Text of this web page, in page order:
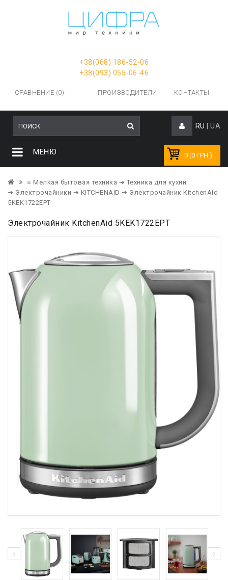
+38(068) 186-52-06
+38(093) 055-06-46
СРАВНЕНИЕ (0) ПРОИЗВОДИТЕЛИ КОНТАКТЫ
RU UA
0 (0 ГРН.)
МЕНЮ
≡ Мелкая бытовая техника ➔ Техника для кухни
➔ Электрочайники ➔ KITCHENAID ➔ Электрочайник KitchenAid
5KEK1722EPT
Электрочайник KitchenAid 5KEK1722EPT